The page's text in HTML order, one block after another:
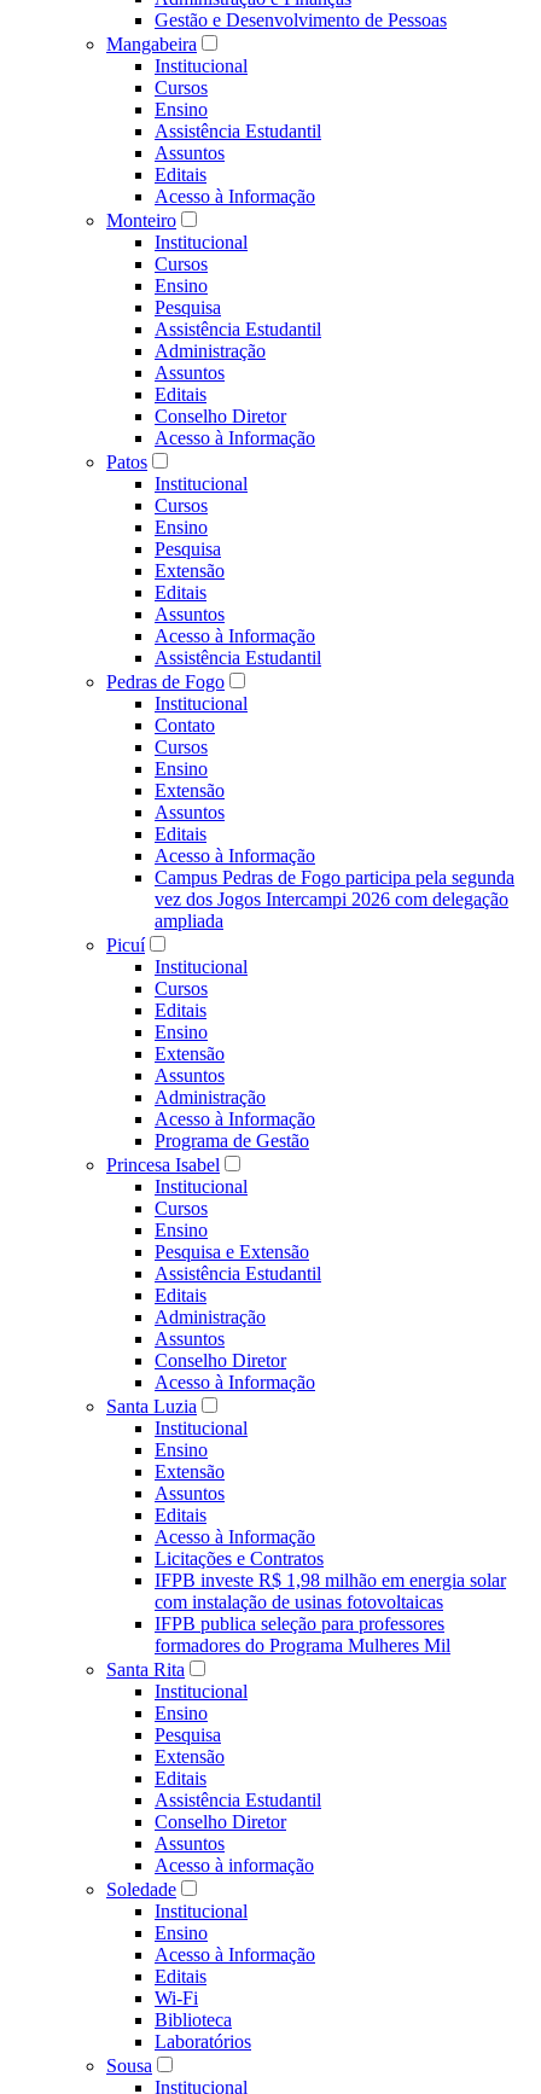
Gestão e Desenvolvimento de Pessoas
Mangabeira
Institucional
Cursos
Ensino
Assistência Estudantil
Assuntos
Editais
Acesso à Informação
Monteiro
Institucional
Cursos
Ensino
Pesquisa
Assistência Estudantil
Administração
Assuntos
Editais
Conselho Diretor
Acesso à Informação
Patos
Institucional
Cursos
Ensino
Pesquisa
Extensão
Editais
Assuntos
Acesso à Informação
Assistência Estudantil
Pedras de Fogo
Institucional
Contato
Cursos
Ensino
Extensão
Assuntos
Editais
Acesso à Informação
Campus Pedras de Fogo participa pela segunda
vez dos Jogos Intercampi 2026 com delegação
ampliada
Picuí
Institucional
Cursos
Editais
Ensino
Extensão
Assuntos
Administração
Acesso à Informação
Programa de Gestão
Princesa Isabel
Institucional
Cursos
Ensino
Pesquisa e Extensão
Assistência Estudantil
Editais
Administração
Assuntos
Conselho Diretor
Acesso à Informação
Santa Luzia
Institucional
Ensino
Extensão
Assuntos
Editais
Acesso à Informação
Licitações e Contratos
IFPB investe R$ 1,98 milhão em energia solar
com instalação de usinas fotovoltaicas
IFPB publica seleção para professores
formadores do Programa Mulheres Mil
Santa Rita
Institucional
Ensino
Pesquisa
Extensão
Editais
Assistência Estudantil
Conselho Diretor
Assuntos
Acesso à informação
Soledade
Institucional
Ensino
Acesso à Informação
Editais
Wi-Fi
Biblioteca
Laboratórios
Sousa
Institucional